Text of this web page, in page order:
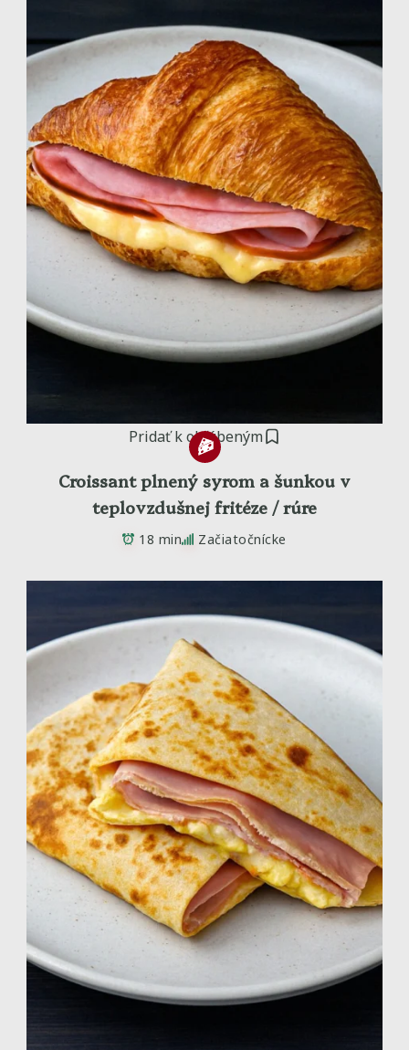
Pridať k obľúbeným
Croissant plnený syrom a šunkou v
teplovzdušnej fritéze / rúre
18 min Začiatočnícke